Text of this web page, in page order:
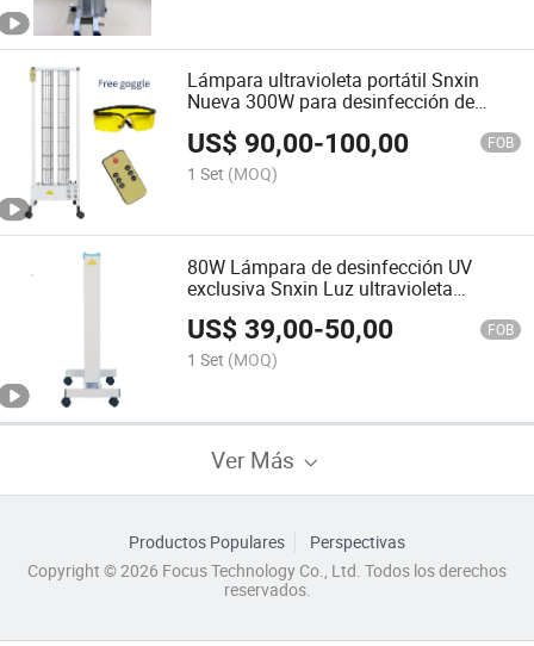
Lámpara ultravioleta portátil Snxin
Nueva 300W para desinfección de
US$ 90,00-100,00 FOB
1 Set (MOQ)
80W Lámpara de desinfección UV
exclusiva Snxin Luz ultravioleta
adecuada para hospitales
US$39,00-50,00 FOB
1 Set (MOQ)
Ver Más
Productos Populares
Perspectivas
Copyright © 2026 Focus Technology Co., Ltd. Todos los derechos
reservados.